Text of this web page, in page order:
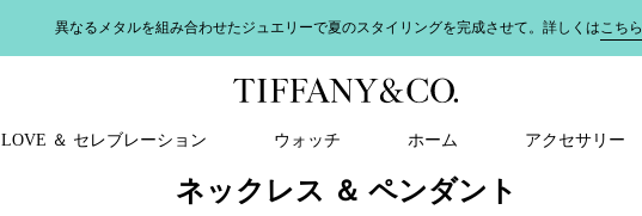
異なるメタルを組み合わせたジュエリーで夏のスタイリングを完成させて。詳しくはこちら
LOVE ＆ セレブレーション ウォッチ ホーム アクセサリー
ネックレス ＆ ペンダント